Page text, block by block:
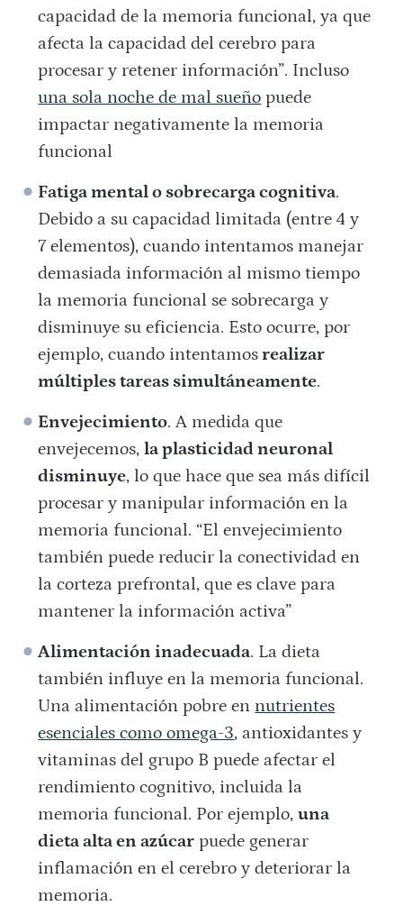
capacidad de la memoria funcional, ya que
afecta la capacidad del cerebro para
procesar y retener información”. Incluso
una sola noche de mal sueño puede
impactar negativamente la memoria
funcional​
Fatiga mental o sobrecarga cognitiva.
Debido a su capacidad limitada (entre 4 y
7 elementos), cuando intentamos manejar
demasiada información al mismo tiempo
la memoria funcional se sobrecarga y
disminuye su eficiencia. Esto ocurre, por
ejemplo, cuando intentamos realizar
múltiples tareas simultáneamente.
Envejecimiento. A medida que
envejecemos,la plasticidad neuronal
disminuye, lo que hace que sea más difícil
procesar y manipular información en la
memoria funcional. “El envejecimiento
también puede reducir la conectividad en
la corteza prefrontal, que es clave para
mantener la información activa​”
Alimentación inadecuada. La dieta
también influye en la memoria funcional.
Una alimentación pobre en nutrientes
esenciales como omega-3, antioxidantes y
vitaminas del grupo B puede afectar el
rendimiento cognitivo, incluida la
memoria funcional. Por ejemplo,una
dieta alta en azúcar puede generar
inflamación en el cerebro y deteriorar la
memoria.